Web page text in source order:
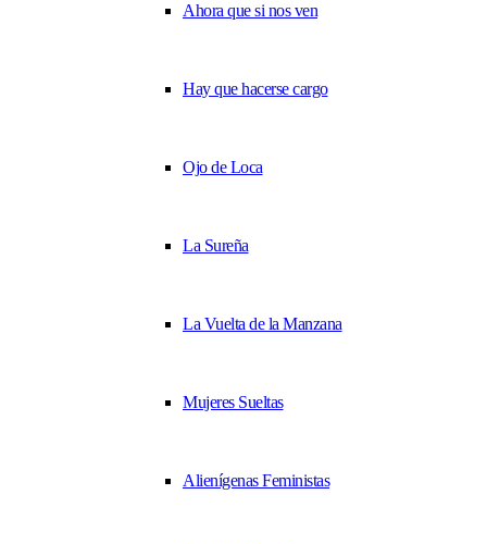
Ahora que si nos ven
Hay que hacerse cargo
Ojo de Loca
La Sureña
La Vuelta de la Manzana
Mujeres Sueltas
Alienígenas Feministas